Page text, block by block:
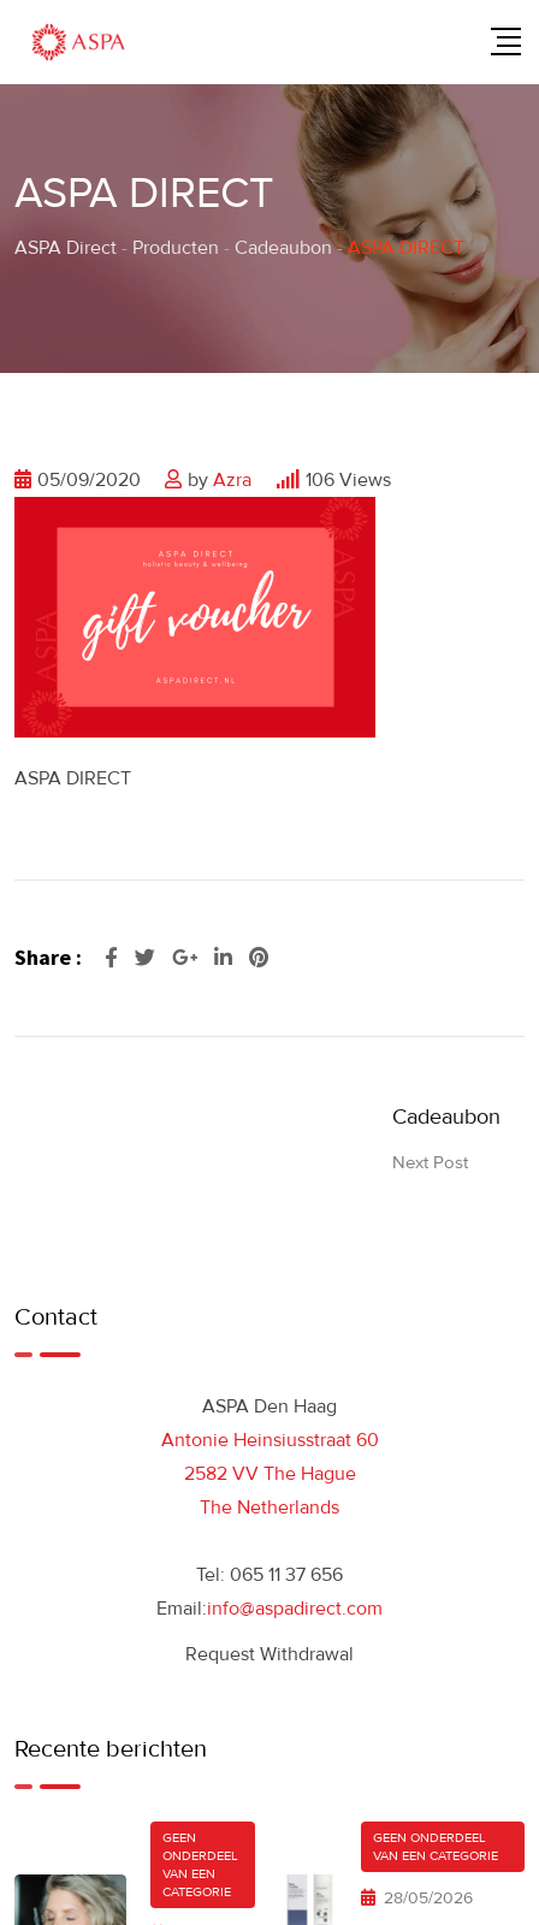
content
ASPA DIRECT
ASPA Direct - Producten - Cadeaubon-ASPA DIRECT
05/09/2020 by Azra 106 Views
ASPA DIRECT
Share : Google+LinkedIn
Pinterest
Cadeaubon
Next Post
Contact
ASPA Den Haag
Antonie Heinsiusstraat 60
2582 VV The Hague
The Netherlands
Tel: 065 11 37 656
Email:info@aspadirect.com
Request Withdrawal
Recente berichten
GEEN
ONDERDEEL
VAN EEN
CATEGORIE
GEEN ONDERDEEL
VAN EEN CATEGORIE
28/05/2026